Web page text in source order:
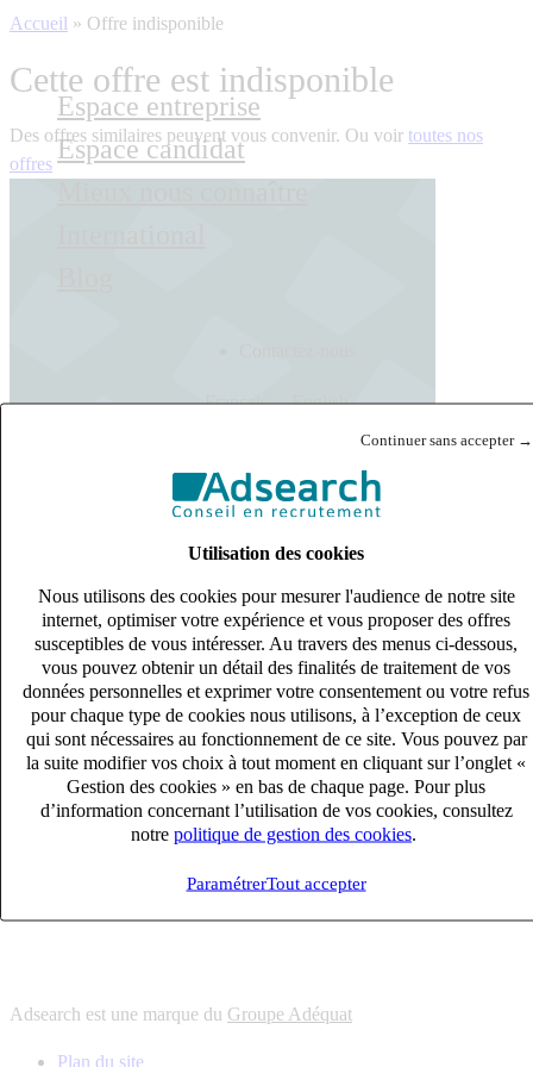
Continuer sans accepter →
Utilisation des cookies
Nous utilisons des cookies pour mesurer l'audience de notre site
internet, optimiser votre expérience et vous proposer des offres
susceptibles de vous intéresser. Au travers des menus ci-dessous,
vous pouvez obtenir un détail des finalités de traitement de vos
données personnelles et exprimer votre consentement ou votre refus
pour chaque type de cookies nous utilisons, à l’exception de ceux
qui sont nécessaires au fonctionnement de ce site. Vous pouvez par
la suite modifier vos choix à tout moment en cliquant sur l’onglet «
Gestion des cookies » en bas de chaque page. Pour plus
d’information concernant l’utilisation de vos cookies, consultez
notre politique de gestion des cookies
ParamétrerTout accepter
Espace entreprise
Espace candidat
Français English
Accueil » Offre indisponible
Cette offre est indisponible
Des offres similaires peuvent vous convenir. Ou voir toutes nos
offres
s'adapter à vos besoin en recrutement
10 univers
connaître votre secteur et ses enjeux
12 bureaux en France
proximité avec nos clients et nos talents
6 solutions
s'adapter à vos besoin en recrutement
10 univers
connaître votre secteur et ses enjeux
proximité avec nos clients et nos talents
Adsearch est une marque du Groupe Adéquat
Plan du site